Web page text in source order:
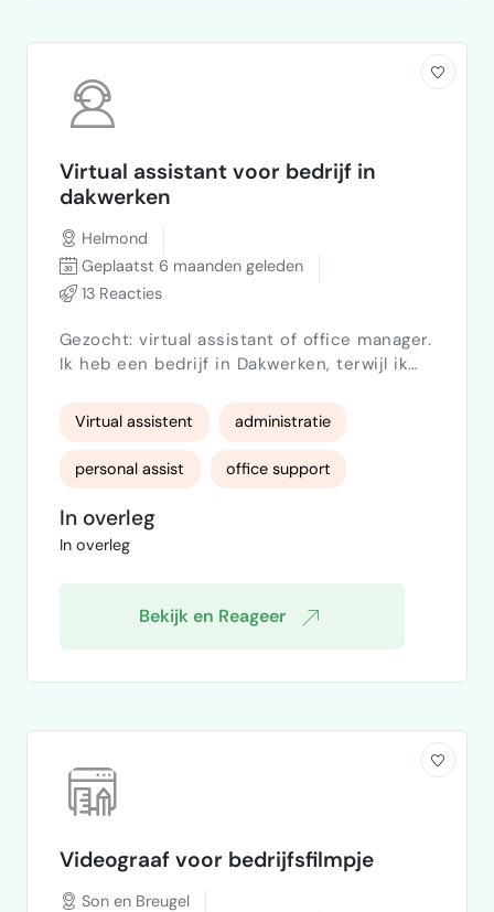
Virtual assistant voor bedrijf in
dakwerken
Helmond
Geplaatst 6 maanden geleden
13 Reacties
Gezocht: virtual assistant of office manager.
Ik heb een bedrijf in Dakwerken, terwijl ik
roodgloeiend. Daarom zoek ik jou : een
vindt om de boel beneden draaiende te
houden. Geen ervaring? Geen probleem.
Zolang je maar vlot bent en weet hoe je een
telefoon opneemt! Wat ga je doen? (Jouw
Virtual assistent administratie
personal assist office support
In overleg
In overleg
Bekijk en Reageer
Videograaf voor bedrijfsfilmpje
Son en Breugel